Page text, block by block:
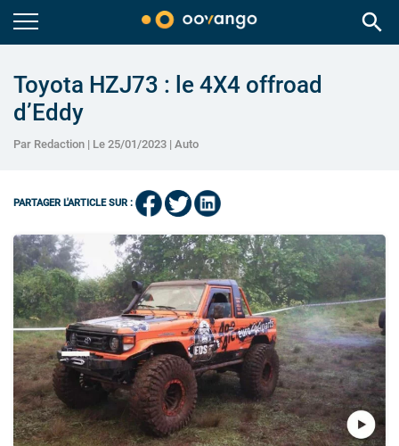
search
Toyota HZJ73 : le 4X4 offroad
d’Eddy
Par Redaction | Le 25/01/2023 | Auto
PARTAGER L'ARTICLE SUR :